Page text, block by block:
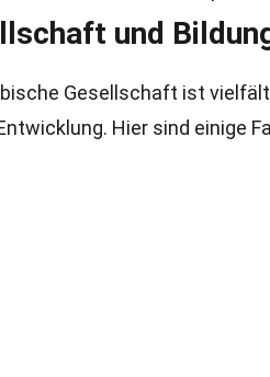
und
Gesellschaft ist
Hier sind einige